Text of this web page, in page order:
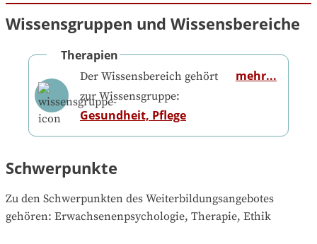
Wissensgruppen und Wissensbereiche
Therapien
Der Wissensbereich gehört
zur Wissensgruppe:
Gesundheit, Pflege
mehr...
Schwerpunkte
Zu den Schwerpunkten des Weiterbildungsangebotes
gehören: Erwachsenenpsychologie, Therapie, Ethik